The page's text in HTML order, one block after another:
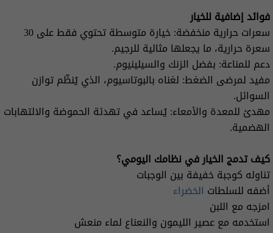
فوائد إضافية للخيار
سعرات حرارية منخفضة: خيارة متوسطة تحتوي فقط على 30
سعرة حرارية، ما يجعلها مثالية للرجيم.
دعم للمناعة: بفضل الزنك والسيلينيوم.
مفيد لمرضى الضغط: لغناه بالبوتاسيوم، الذي يُنظّم توازن
السوائل.
مهدئ للمعدة والأمعاء: يُساعد في تهدئة الحموضة والالتهابات
الهضمية.
كيف تدمج الخيار في نظامك اليومي؟
تناوله كوجبة خفيفة بين الوجبات
أضفه للسلطات الخضراء
امزجه مع اللبن
استخدمه مع عصير الليمون والنعناع لماء منعش